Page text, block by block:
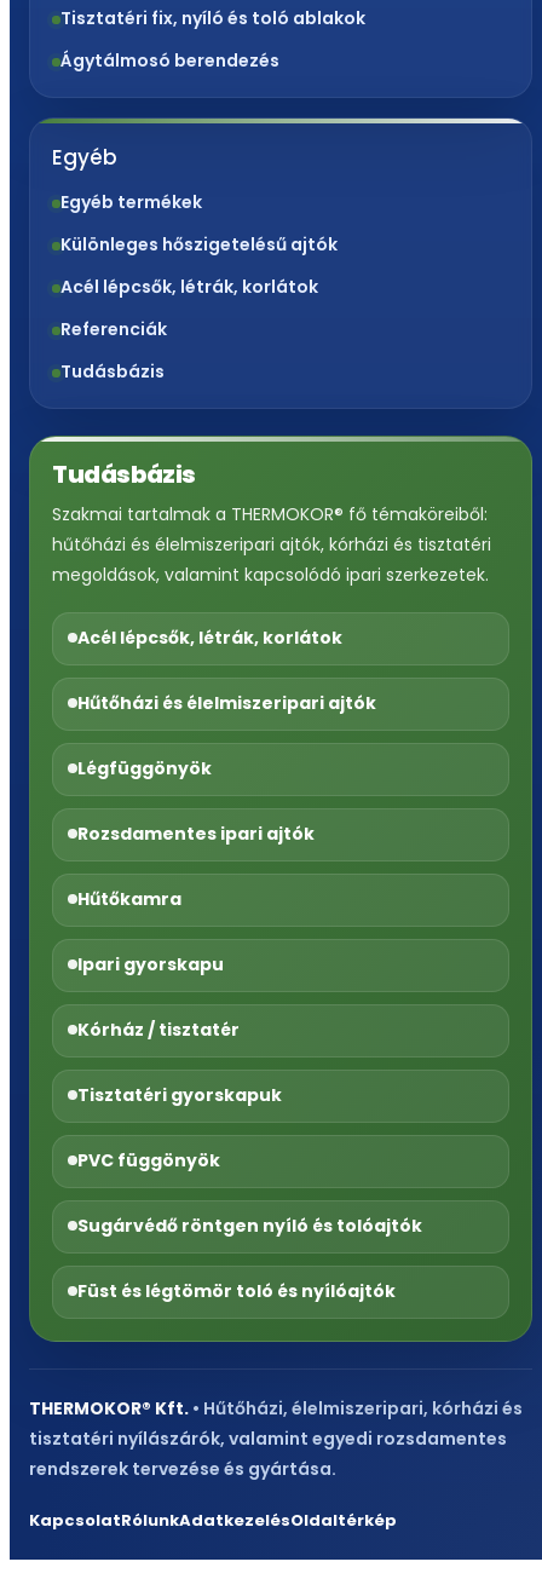
Tisztatéri fix, nyíló és toló ablakok
Ágytálmosó berendezés
Egyéb
Egyéb termékek
Különleges hőszigetelésű ajtók
Acél lépcsők, létrák, korlátok
Referenciák
Tudásbázis
Tudásbázis
Szakmai tartalmak a THERMOKOR® fő témaköreiből:
hűtőházi és élelmiszeripari ajtók, kórházi és tisztatéri
megoldások, valamint kapcsolódó ipari szerkezetek.
Acél lépcsők, létrák, korlátok
Hűtőházi és élelmiszeripari ajtók
Légfüggönyök
Rozsdamentes ipari ajtók
Hűtőkamra
Ipari gyorskapu
Kórház / tisztatér
Tisztatéri gyorskapuk
PVC függönyök
Sugárvédő röntgen nyíló és tolóajtók
Füst és légtömör toló és nyílóajtók
THERMOKOR® Kft. • Hűtőházi, élelmiszeripari, kórházi és
tisztatéri nyílászárók, valamint egyedi rozsdamentes
rendszerek tervezése és gyártása.
KapcsolatRólunkAdatkezelésOldaltérkép